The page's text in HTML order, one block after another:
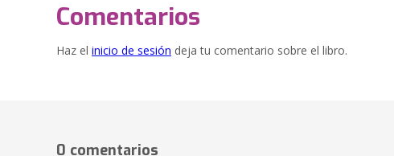
Comentarios
Haz el inicio de sesión deja tu comentario sobre el libro.
0 comentarios